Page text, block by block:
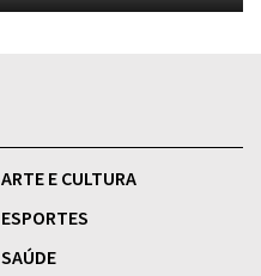
ARTE E CULTURA
ESPORTES
SAÚDE